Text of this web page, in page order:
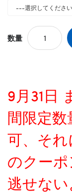
数量
9月31日
間限定
可、そ
のクー
逃せな